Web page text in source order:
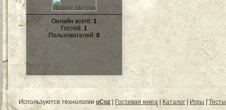
Онлайн всего: 1
Гостей: 1
Пользователей: 0
Используются технологии uCoz Гостевая книга| Каталог Игры |Тесты